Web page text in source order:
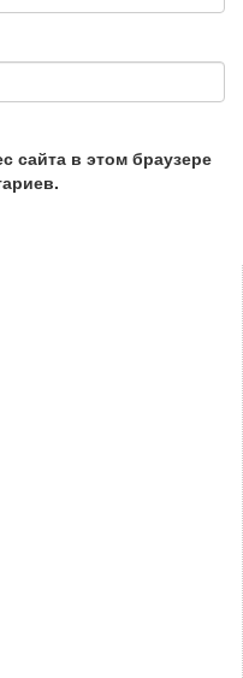
сайта в этом браузере